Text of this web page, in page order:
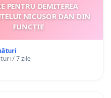
PENTRU DEMITEREA
NICUȘOR DAN DIN
FUNCȚIE
/ 7 zile